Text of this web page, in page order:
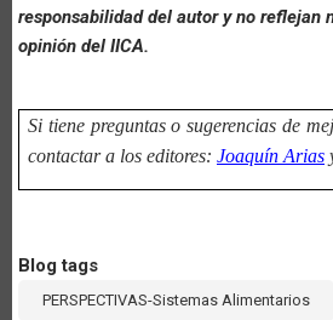
responsabilidad del autor y no reflejan
opinión del IICA.
Si tiene preguntas o sugerencias de
contactar a los editores: Joaquín Arias
Blog tags
PERSPECTIVAS-Sistemas Alimentarios